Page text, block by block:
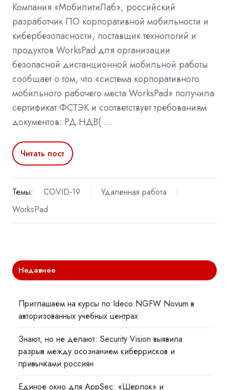
Компания «МобилитиЛаб», российский
разработчик ПО корпоративной мобильности и
кибербезопасности, поставщик технологий и
продуктов WorksPad для организации
безопасной дистанционной мобильной работы
сообщает о том, что «система корпоративного
мобильного рабочего места WorksPad» получила
сертификат ФСТЭК и соответствует требованиям
документов: РД НДВ( …
Читать пост
Темы: COVID-19
Удаленная работа
WorksPad
Недавнее
Приглашаем на курсы по Ideco NGFW Novum в
авторизованных учебных центрах
Знают, но не делают: Security Vision выявила
разрыв между осознанием киберрисков и
привычками россиян
Единое окно для AppSec: «Шерлок» и